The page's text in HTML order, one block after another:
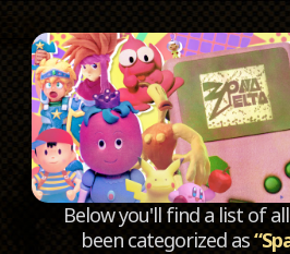
Below you'll find a list of
been categorized as